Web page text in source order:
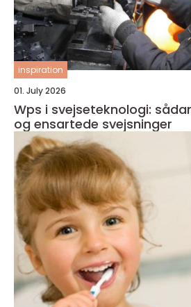
inspiration
01. July 2026
Wps i svejseteknologi:
og ensartede svejsninger